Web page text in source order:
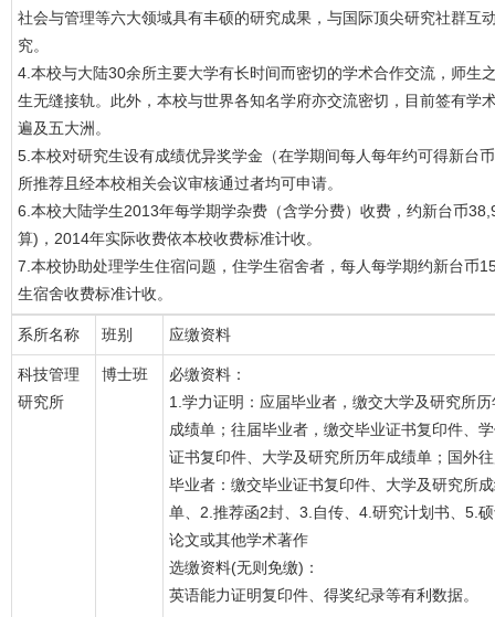
社会与管理等六大领域具有丰硕的研究成果，与国际顶尖研究社群互
究。
4.本校与大陆30余所主要大学有长时间而密切的学术合作交流，师生
生无缝接轨。此外，本校与世界各知名学府亦交流密切，目前签有学
遍及五大洲。
5.本校对研究生设有成绩优异奖学金（在学期间每人每年约可得新台
所推荐且经本校相关会议审核通过者均可申请。
6.本校大陆学生2013年每学期学杂费（含学分费）收费，约新台币
算)，2014年实际收费依本校收费标准计收。
7.本校协助处理学生住宿问题，住学生宿舍者，每人每学期约新台币
生宿舍收费标准计收。
系所名称 班别 应缴资料
科技管理
研究所
博士班
必缴资料：
1.学力证明：应届毕业者，缴交大学及研究所历
成绩单；往届毕业者，缴交毕业证书复印件、
证书复印件、大学及研究所历年成绩单；国外
毕业者：缴交毕业证书复印件、大学及研究所
单、2.推荐函2封、3.自传、4.研究计划书、5.
论文或其他学术著作
选缴资料(无则免缴)：
英语能力证明复印件、得奖纪录等有利数据。